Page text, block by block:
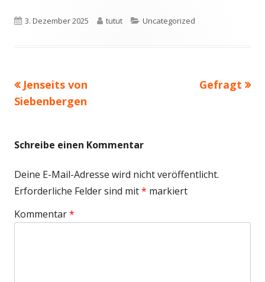
Veröffentlicht
3. Dezember 2025 Autor
tutut Kategorien
Uncategorized
Beitragsnavigation
Vorheriger
Beitrag:
Jenseits von
Siebenbergen
Nächster
Gefragt
Schreibe einen Kommentar
Deine E-Mail-Adresse wird nicht veröffentlicht.
Erforderliche Felder sind mit* markiert
Kommentar*